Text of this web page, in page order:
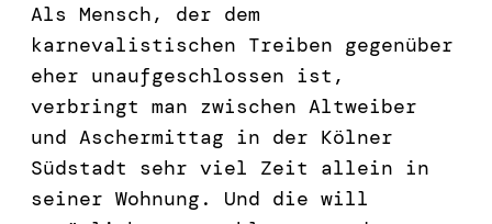
Als Mensch, der dem
karnevalistischen Treiben gegenüber
eher unaufgeschlossen ist,
verbringt man zwischen Altweiber
und Aschermittag in der Kölner
Südstadt sehr viel Zeit allein in
seiner Wohnung. Und die will